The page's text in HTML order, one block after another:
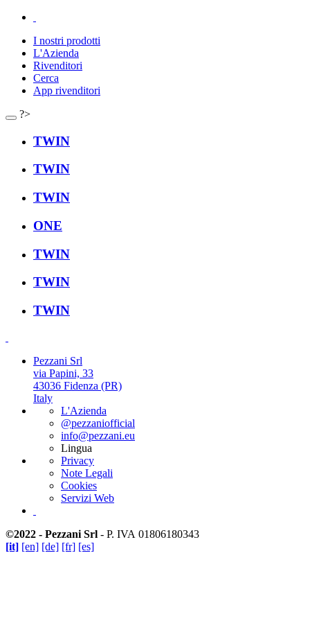
I nostri prodotti
L'Azienda
Rivenditori
Cerca
App rivenditori
?>
TWIN
TWIN
TWIN
ONE
TWIN
TWIN
TWIN
Pezzani Srl
via Papini, 33
43036 Fidenza (PR)
Italy
L'Azienda
@pezzaniofficial
info@pezzani.eu
Lingua
Privacy
Note Legali
Cookies
Servizi Web
©2022 - Pezzani Srl - P. IVA 01806180343
[it] [en] [de] [fr] [es]